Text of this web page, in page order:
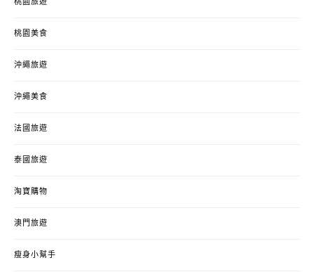
桃園旅遊
桃園美食
沖繩旅遊
沖繩美食
法國旅遊
泰國旅遊
淘寶購物
澳門旅遊
瘦身小幫手